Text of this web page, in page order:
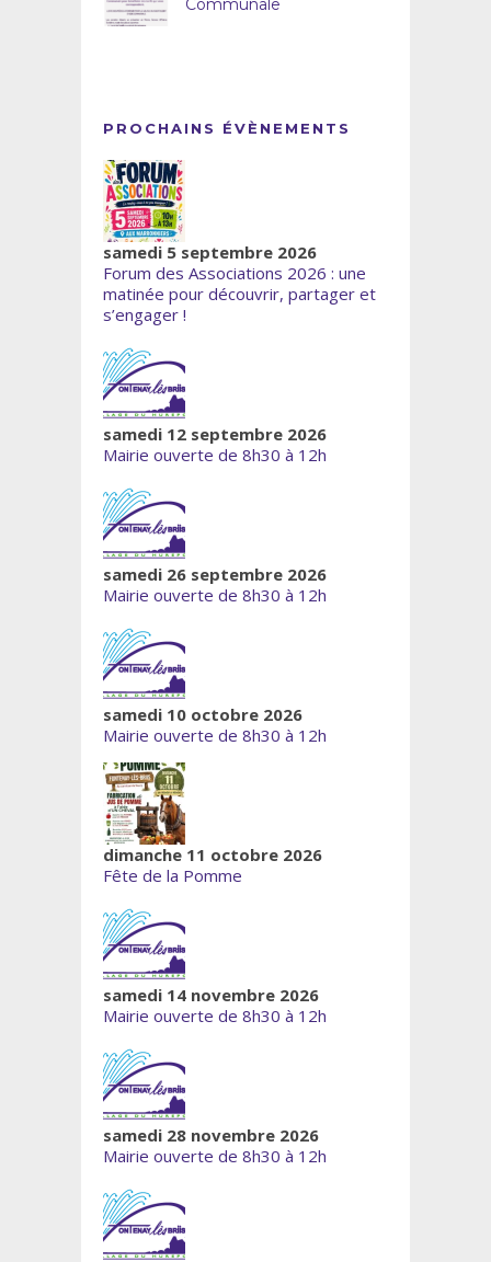
Communale
PROCHAINS ÉVÈNEMENTS
samedi 5 septembre 2026
Forum des Associations 2026 : une
matinée pour découvrir, partager et
s’engager !
samedi 12 septembre 2026
Mairie ouverte de 8h30 à 12h
samedi 26 septembre 2026
Mairie ouverte de 8h30 à 12h
samedi 10 octobre 2026
Mairie ouverte de 8h30 à 12h
dimanche 11 octobre 2026
Fête de la Pomme
samedi 14 novembre 2026
Mairie ouverte de 8h30 à 12h
samedi 28 novembre 2026
Mairie ouverte de 8h30 à 12h